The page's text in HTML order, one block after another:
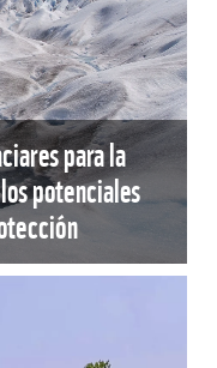
para la
potenciales